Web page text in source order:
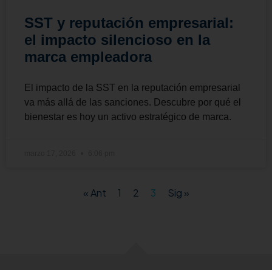
SST y reputación empresarial:
el impacto silencioso en la
marca empleadora
El impacto de la SST en la reputación empresarial
va más allá de las sanciones. Descubre por qué el
bienestar es hoy un activo estratégico de marca.
« Ant 1 2 3 Sig »